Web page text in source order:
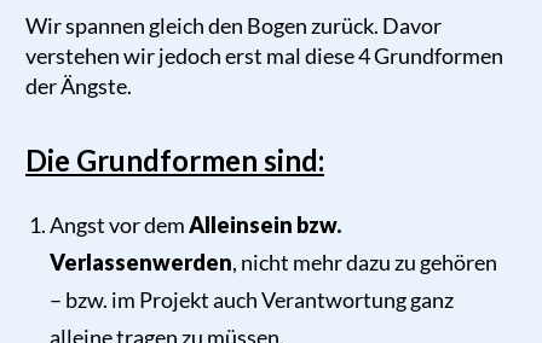
Wir spannen gleich den Bogen zurück. Davor
verstehen wir jedoch erst mal diese 4 Grundformen
der Ängste.
Die Grundformen sind:
Angst vor demAlleinsein bzw.
Verlassenwerden, nicht mehr dazu zu gehören
– bzw. im Projekt auch Verantwortung ganz
alleine tragen zu müssen.